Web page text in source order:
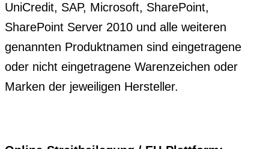
UniCredit, SAP, Microsoft, SharePoint,
SharePoint Server 2010 und alle weiteren
genannten Produktnamen sind eingetragene
oder nicht eingetragene Warenzeichen oder
Marken der jeweiligen Hersteller.